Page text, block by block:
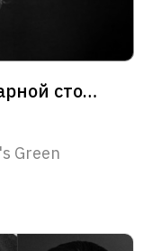
С Чарльзом Буковски за барной стойкой
Green